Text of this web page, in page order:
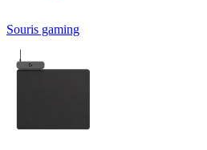
Souris gaming